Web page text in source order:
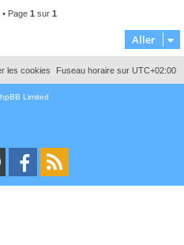
Page 1 sur 1
Aller
Fuseau horaire sur UTC+02:00
les cookies
Limited